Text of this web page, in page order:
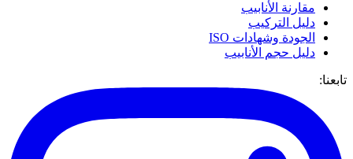
مقارنة الأنابيب
دليل التركيب
الجودة وشهادات ISO
دليل حجم الأنابيب
تابعنا: